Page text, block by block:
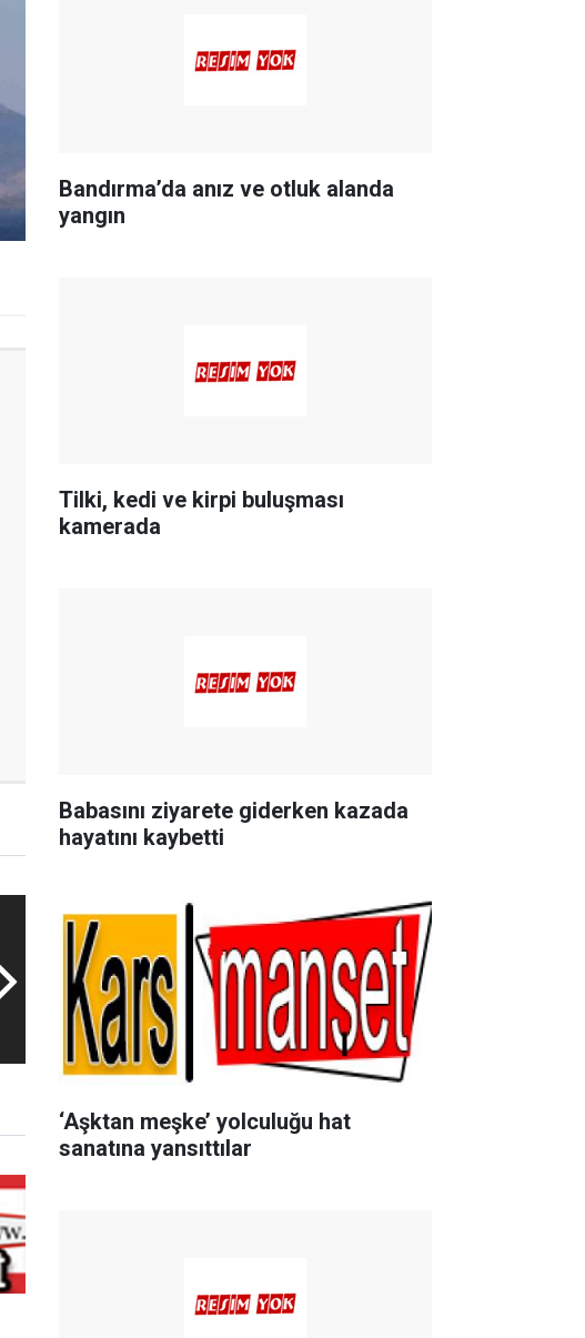
Bandırma’da anız ve otluk alanda
yangın
Tilki, kedi ve kirpi buluşması
kamerada
Babasını ziyarete giderken kazada
hayatını kaybetti
‘Aşktan meşke’ yolculuğu hat
sanatına yansıttılar